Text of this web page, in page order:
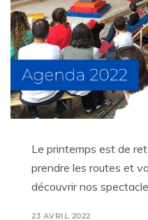
Le printemps est de
prendre les routes et
découvrir nos
23 AVRIL 2022